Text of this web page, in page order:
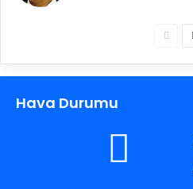
c
Hava Durumu